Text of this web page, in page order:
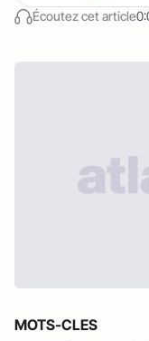
Écoutez cet article
MOTS-CLES